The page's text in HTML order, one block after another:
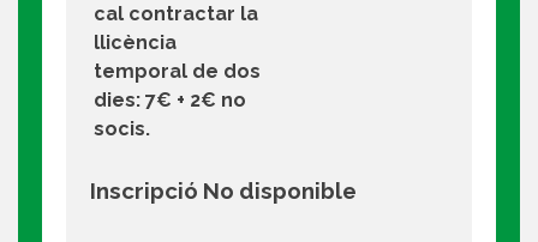
cal contractar la
llicència
temporal de dos
dies: 7€ + 2€ no
socis.
Inscripció No disponible